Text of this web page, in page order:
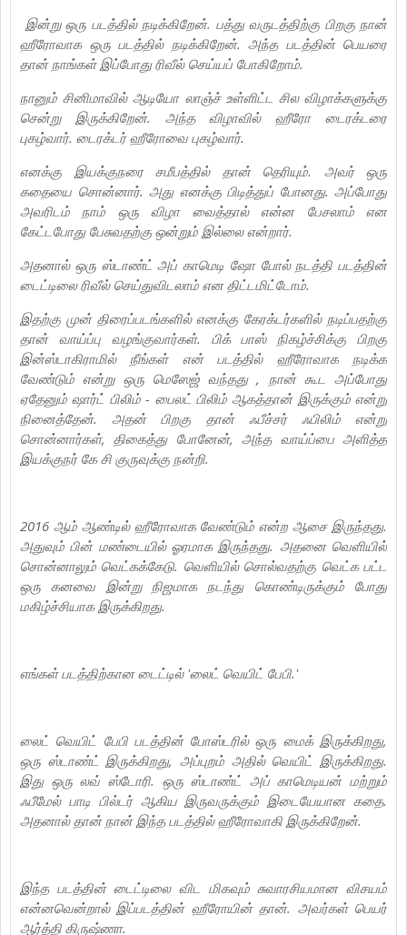
இன்று ஒரு படத்தில் நடிக்கிறேன்.‌ பத்து வருடத்திற்கு பிறகு நான்
ஹீரோவாக ஒரு படத்தில் நடிக்கிறேன். அந்த படத்தின் பெயரை
தான் நாங்கள் இப்போது ரிவீல் செய்யப் போகிறோம்.
நானும் சினிமாவில் ஆடியோ லாஞ்ச் உள்ளிட்ட சில விழாக்களுக்கு
சென்று இருக்கிறேன். அந்த விழாவில் ஹீரோ டைரக்டரை
புகழ்வார். டைரக்டர் ஹீரோவை புகழ்வார்.
எனக்கு இயக்குநரை சமீபத்தில் தான் தெரியும். அவர் ஒரு
கதையை சொன்னார். அது எனக்கு பிடித்துப் போனது. அப்போது
அவரிடம் நாம் ஒரு விழா வைத்தால் என்ன பேசலாம் என
கேட்டபோது பேசுவதற்கு ஒன்றும் இல்லை என்றார்.
அதனால் ஒரு ஸ்டாண்ட் அப் காமெடி ஷோ போல் நடத்தி படத்தின்
டைட்டிலை ரிவீல் செய்துவிடலாம் என திட்டமிட்டோம்.
இதற்கு முன் திரைப்படங்களில் எனக்கு கேரக்டர்களில் நடிப்பதற்கு
தான் வாய்ப்பு வழங்குவார்கள். பிக் பாஸ் நிகழ்ச்சிக்கு பிறகு
இன்ஸ்டாகிராமில் நீங்கள் என் படத்தில் ஹீரோவாக நடிக்க
வேண்டும் என்று ஒரு மெஸேஜ் வந்தது , நான் கூட அப்போது
ஏதேனும் ஷார்ட் பிலிம் - பைலட் பிலிம் ஆகத்தான் இருக்கும் என்று
நினைத்தேன். அதன் பிறகு தான் ஃபீச்சர் ஃபிலிம் என்று
சொன்னார்கள், திகைத்து போனேன், அந்த வாய்ப்பை அளித்த
இயக்குநர் கே சி குருவுக்கு நன்றி.
2016 ஆம் ஆண்டில் ஹீரோவாக வேண்டும் என்ற ஆசை இருந்தது.
அதுவும் பின் மண்டையில் ஓரமாக இருந்தது. அதனை வெளியில்
சொன்னாலும் வெட்கக்கேடு. வெளியில் சொல்வதற்கு வெட்க பட்ட
ஒரு கனவை இன்று நிஜமாக நடந்து கொண்டிருக்கும் போது
மகிழ்ச்சியாக இருக்கிறது.
எங்கள் படத்திற்கான டைட்டில் 'லைட் வெயிட் பேபி.'
லைட் வெயிட் பேபி படத்தின் போஸ்டரில் ஒரு மைக் இருக்கிறது,
ஒரு ஸ்டாண்ட் இருக்கிறது, அப்புறம் அதில் வெயிட் இருக்கிறது.
இது ஒரு லவ் ஸ்டோரி. ஒரு ஸ்டாண்ட் அப் காமெடியன் மற்றும்
ஃபீமேல் பாடி பில்டர் ஆகிய இருவருக்கும் இடையேயான கதை.
அதனால் தான் நான் இந்த படத்தில் ஹீரோவாகி இருக்கிறேன்.
இந்த படத்தின் டைட்டிலை விட மிகவும் சுவாரசியமான விசயம்
என்னவென்றால் இப்படத்தின் ஹீரோயின் தான். அவர்கள் பெயர்
ஆர்த்தி கிருஷ்ணா.